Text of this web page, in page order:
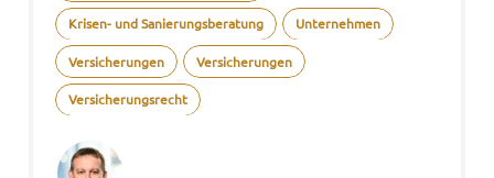
Krisen- und Sanierungsberatung Unternehmen
Versicherungen Versicherungen
Versicherungsrecht